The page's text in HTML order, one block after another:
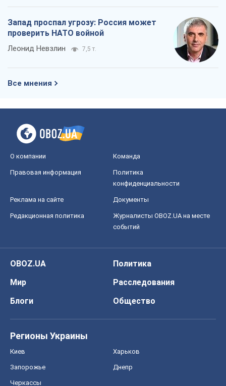
Запад проспал угрозу: Россия может
проверить НАТО войной
Леонид Невзлин 7,5 т.
Все мнения
О компании Команда
Правовая информация
Политика
конфиденциальности
Реклама на сайте Документы
Редакционная политика
Журналисты OBOZ.UA на месте
событий
OBOZ.UA
Политика
Мир
Расследования
Блоги
Общество
Регионы Украины
Киев Харьков
Запорожье Днепр
Черкассы